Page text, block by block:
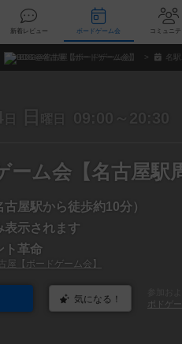
検索 新着レビュー ボードゲーム会
BDG@名古屋【ボードゲーム会】 名
日 日 曜日 09:00～20:30
ーム会【名古屋駅
屋駅から徒歩約10分）
表示されます
ト革命
屋【ボードゲーム会】
気になる！
ボドゲ